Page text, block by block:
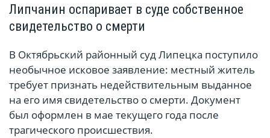
Липчанин оспаривает в суде собственное
свидетельство о смерти
В Октябрьский районный суд Липецка поступило
необычное исковое заявление: местный житель
требует признать недействительным выданное
на его имя свидетельство о смерти. Документ
был оформлен в мае текущего года после
трагического происшествия.